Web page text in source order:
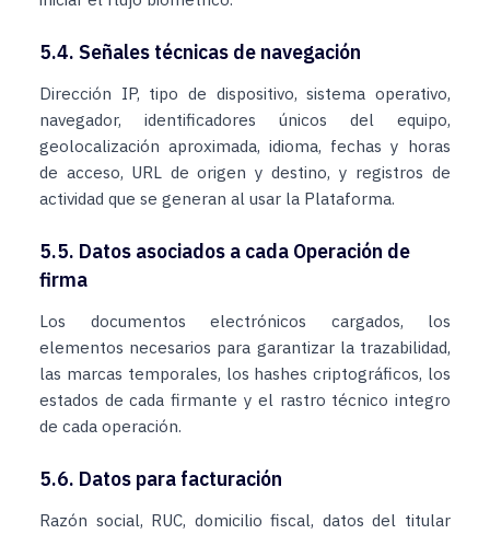
5.4. Señales técnicas de navegación
Dirección IP, tipo de dispositivo, sistema operativo,
navegador, identificadores únicos del equipo,
geolocalización aproximada, idioma, fechas y horas
de acceso, URL de origen y destino, y registros de
actividad que se generan al usar la Plataforma.
5.5. Datos asociados a cada Operación de
firma
Los documentos electrónicos cargados, los
elementos necesarios para garantizar la trazabilidad,
las marcas temporales, los hashes criptográficos, los
estados de cada firmante y el rastro técnico integro
de cada operación.
5.6. Datos para facturación
Razón social, RUC, domicilio fiscal, datos del titular